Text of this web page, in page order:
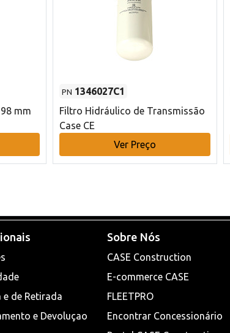
mm
PN 1346027C1
Filtro Hidráulico de Transmissão
Case CE
Ver Preço
e de Retirada
e Devoluçao
Sobre Nós
CASE Construction
E-commerce CASE
FLEETPRO
Encontrar Concessionário